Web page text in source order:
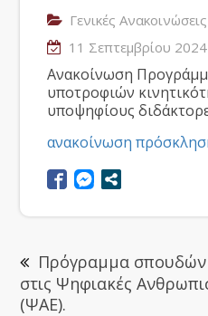
Γενικές Ανακοινώσεις
11 Σεπτεμβρίου 2024
Ανακοίνωση
υποτροφιών
υποψηφίους
ανακοίνωση
Πρόγραμμα σπουδών
στις Ψηφιακές
(ΨΑΕ).